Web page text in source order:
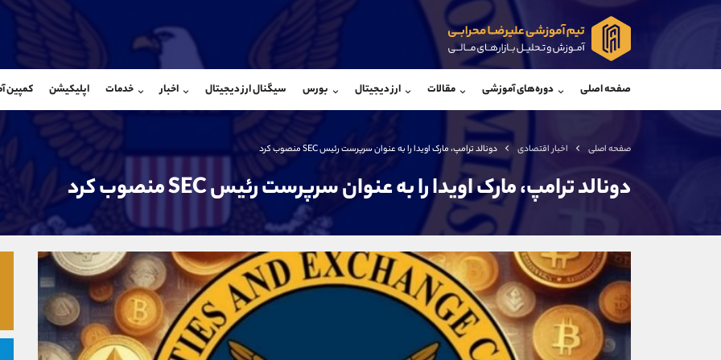
صفحه اصلی دوره‌های آموزشی مقالات ارز دیجیتال بورس سیگنال ارز دیجیتال اخبار خدمات اپلیکیشن کمپین
صفحه اصلی اخبار اقتصادی دونالد ترامپ، مارک اویدا را به عنوان سرپرست رئیس SEC منصوب کرد
دونالد ترامپ، مارک اویدا را به عنوان سرپرست رئیس SEC منصوب کرد
شروع گفتگو
@Armteam_admin_33
شروع گفتگو
@Armteam_admin_por
شروع
داخلی
(دفتر فروش)
تلفن
بدون پیش شماره
اینستاگرام
کانال تلگرام
کانال بله